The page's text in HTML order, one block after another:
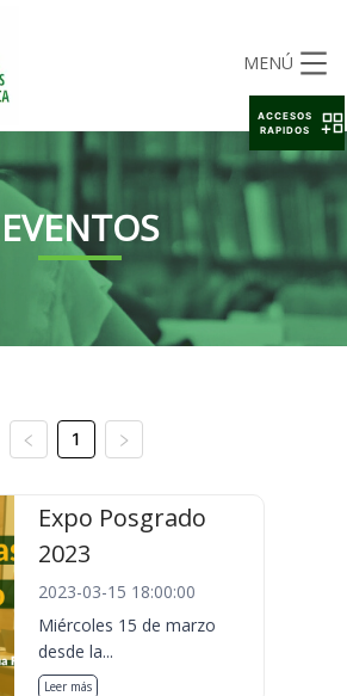
MENÚ
EVENTOS
1
Expo Posgrado
2023
2023-03-15 18:00:00
Miércoles 15 de marzo
desde la...
Leer más
ACCESOS
RAPIDOS